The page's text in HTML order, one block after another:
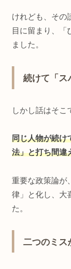
けれども、その
目に留まり、「
ました。
続けて「ス
しかし話はそこ
同じ人物が続け
法」と打ち間違
重要な政策論が
律」と化し、大
た。
二つのミス